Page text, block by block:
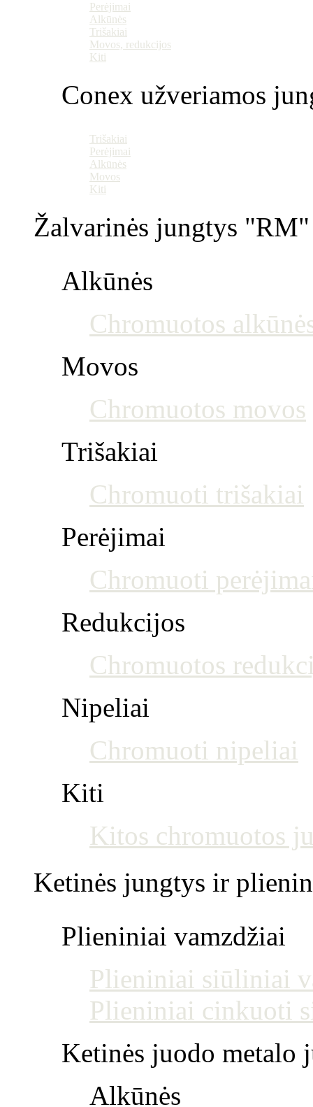
Perėjimai
Alkūnės
Trišakiai
Movos, redukcijos
Kiti
Conex užveriamos
Trišakiai
Perėjimai
Alkūnės
Movos
Kiti
Žalvarinės jungtys
Alkūnės
Chromuotos
Movos
Chromuotos movos
Trišakiai
Chromuoti trišakiai
Perėjimai
Chromuoti
Redukcijos
Chromuotos
Nipeliai
Chromuoti nipeliai
Kiti
Kitos chromuotos
Ketinės jungtys ir
Plieniniai vamzdžiai
Plieniniai siūliniai
Plieniniai cinkuoti
Ketinės juodo metalo
Alkūnės